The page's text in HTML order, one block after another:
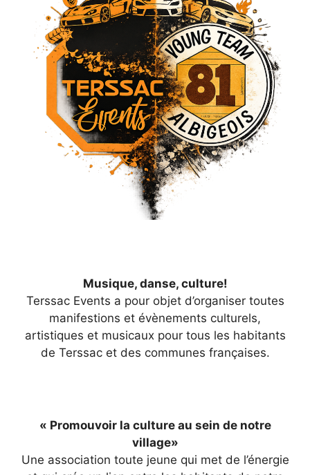
Musique, danse, culture!
Terssac Events a pour objet d’organiser toutes
manifestions et évènements culturels,
artistiques et musicaux pour tous les habitants
de Terssac et des communes françaises.
« Promouvoir la culture au sein de notre
village»
Une association toute jeune qui met de l’énergie